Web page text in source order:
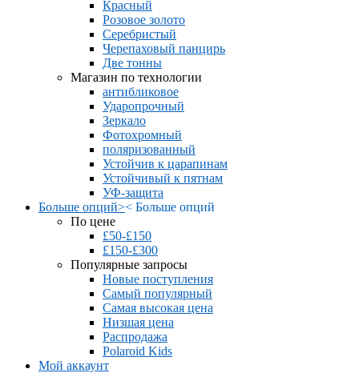
Красный
Розовое золото
Серебристый
Черепаховый панцирь
Две тонны
Магазин по технологии
антибликовое
Ударопрочный
Зеркало
Фотохромный
поляризованный
Устойчив к царапинам
Устойчивый к пятнам
УФ-защита
Больше опций>< Больше опций
По цене
£50-£150
£150-£300
Популярные запросы
Новые поступления
Самый популярный
Самая высокая цена
Низшая цена
Распродажа
Polaroid Kids
Мой аккаунт